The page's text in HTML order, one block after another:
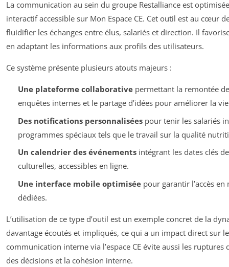
La communication au sein du groupe Restalliance est
interactif accessible sur Mon Espace CE. Cet outil est au cœur
fluidifier les échanges entre élus, salariés et direction. Il
en adaptant les informations aux profils des utilisateurs.
Ce système présente plusieurs atouts majeurs :
Une plateforme collaborativepermettant la remontée
enquêtes internes et le partage d’idées pour améliorer la
Des notifications personnaliséespour tenir les salariés
programmes spéciaux tels que le travail sur la qualité
Un calendrier des événementsintégrant les dates clés
culturelles, accessibles en ligne.
Une interface mobile optimiséepour garantir l’accès
dédiées.
L’utilisation de ce type d’outil est un exemple concret de la
davantage écoutés et impliqués, ce qui a un impact direct sur
communication interne via l’espace CE évite aussi les
des décisions et la cohésion interne.